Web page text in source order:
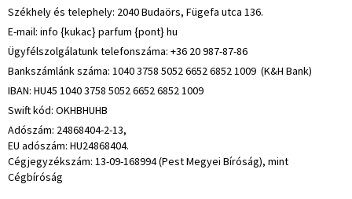
Székhely és telephely: 2040 Budaörs, Fügefa utca 136.
E-mail: info {kukac} parfum {pont} hu
Ügyfélszolgálatunk telefonszáma: +36 20 987-87-86
Bankszámlánk száma: 1040 3758 5052 6652 6852 1009 (K&H Bank)
IBAN: HU45 1040 3758 5052 6652 6852 1009
Swift kód: OKHBHUHB
Adószám: 24868404-2-13,
EU adószám: HU24868404.
Cégjegyzékszám: 13-09-168994 (Pest Megyei Bíróság), mint
Cégbíróság